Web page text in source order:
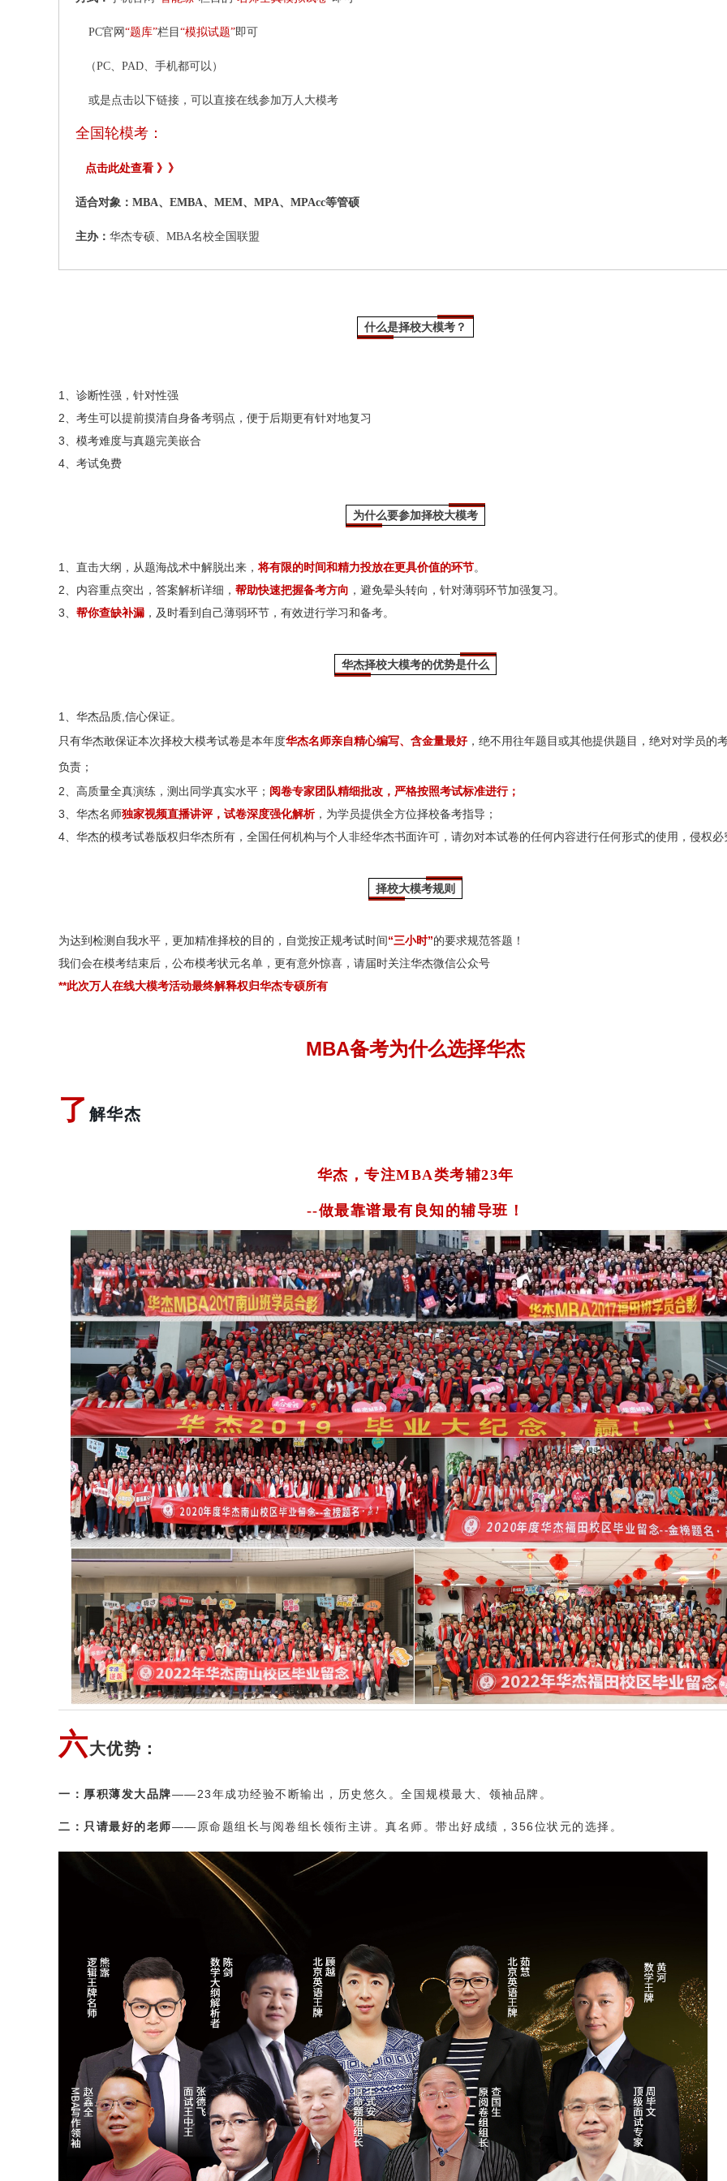
PC官网 “题库”栏目 “模拟试题”即可
（PC、PAD、手机都可以 ）
或是点击以下链接，可以直接在线参加万人大模考
全国轮模考：
点击此处查看 》》
适合对象：MBA、EMBA、MEM、MPA、MPAcc等管硕
主办： 华杰专硕、MBA名校全国联盟
什么是择校大模考？
1、诊断性强，针对性强
2、考生可以提前摸清自身备考弱点，便于后期更有针对地复习
3、模考难度与真题完美嵌合
4、考试免费
为什么要参加择校大模考
1、直击大纲，从题海战术中解脱出来，将有限的时间和精力投放在更具价值的环节。
2、内容重点突出，答案解析详细， 帮助快速把握备考方向 ，避免晕头转向，针对薄弱环节加强复习。
3、 帮你查缺补漏 ，及时看到自己薄弱环节，有效进行学习和备考。
华杰择校大模考的优势是什么
1、华杰品质,信心保证。
只有华杰敢保证本次择校大模考试卷是本年度华杰名师亲自精心编写、含金量最好，绝不用往年题目或其他提供题目，绝对对学员的
负责；
2、高质量全真演练，测出同学真实水平； 阅卷专家团队精细批改，严格按照考试标准进行；
3、华杰名师独家视频直播讲评，试卷深度强化解析，为学员提供全方位择校备考指导；
4、华杰的模考试卷版权归华杰所有，全国任何机构与个人非经华杰书面许可，请勿对本试卷的任何内容进行任何形式的使用，侵权必
择校大模考规则
为达到检测自我水平，更加精准择校的目的，自觉按正规考试时间“三小时”的要求规范答题！
我们会在模考结束后，公布模考状元名单，更有意外惊喜，请届时关注华杰微信公众号
**此次万人在线大模考活动最终解释权归华杰专硕所有
MBA备考为什么选择华杰
了 解华杰
华杰，专注MBA类考辅23年
--做最靠谱最有良知的辅导班！
六大优势：
一：厚积薄发大品牌——23年成功经验不断输出，历史悠久。全国规模最大、领袖品牌。
二：只请最好的老师——原命题组长与阅卷组长领衔主讲。真名师。带出好成绩，356位状元的选择。